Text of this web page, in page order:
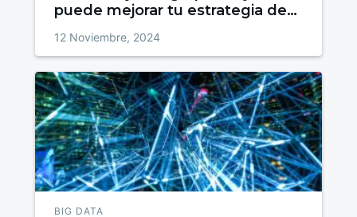
puede mejorar tu estrategia de
12 Noviembre, 2024
BIG DATA